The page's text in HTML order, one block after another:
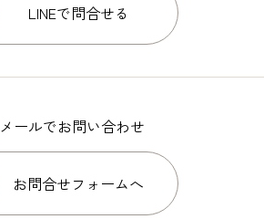
LINEで問合せる
メールでお問い合わせ
お問合せフォームへ